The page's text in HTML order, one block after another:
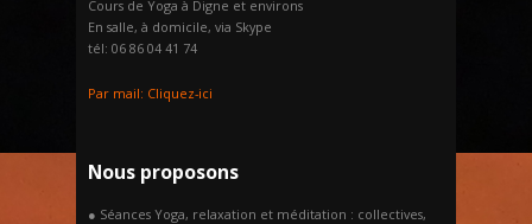
Cours de Yoga à Digne et environs
En salle, à domicile, via Skype
tél: 06 86 04 41 74
Par mail: Cliquez-ici
Nous proposons
● Séances Yoga, relaxation et méditation : collectives,